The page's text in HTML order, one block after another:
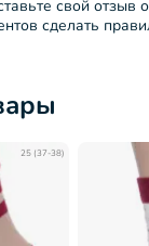
свой отзыв
сделать
25 (37-38)